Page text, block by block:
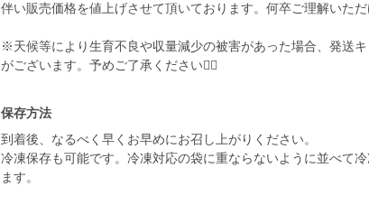
伴い販売価格を値上げさせて頂いております。何卒ご理解いただ
※天候等により生育不良や収量減少の被害があった場合、発送
保存方法
到着後、なるべく早くお早めにお召し上がりください。
冷凍保存も可能です。冷凍対応の袋に重ならないように並べて
ます。